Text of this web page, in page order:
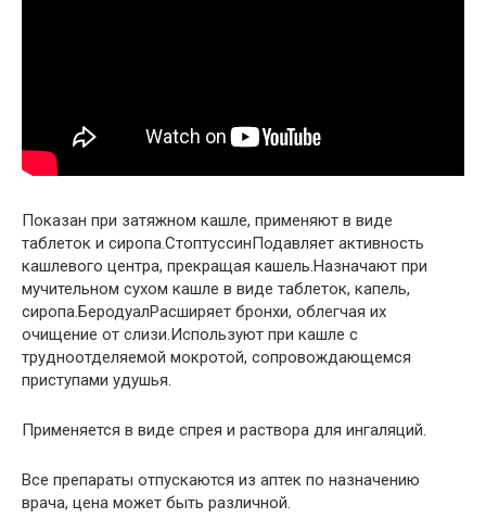
Показан при затяжном кашле, применяют в виде
таблеток и сиропа.СтоптуссинПодавляет активность
кашлевого центра, прекращая кашель.Назначают при
мучительном сухом кашле в виде таблеток, капель,
сиропа.БеродуалРасширяет бронхи, облегчая их
очищение от слизи.Используют при кашле с
трудноотделяемой мокротой, сопровождающемся
приступами удушья.
Применяется в виде спрея и раствора для ингаляций.
Все препараты отпускаются из аптек по назначению
врача, цена может быть различной.